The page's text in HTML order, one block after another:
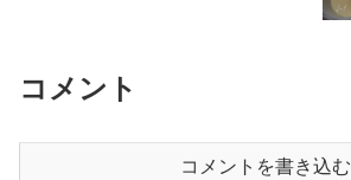
コメント
コメントを書き込む